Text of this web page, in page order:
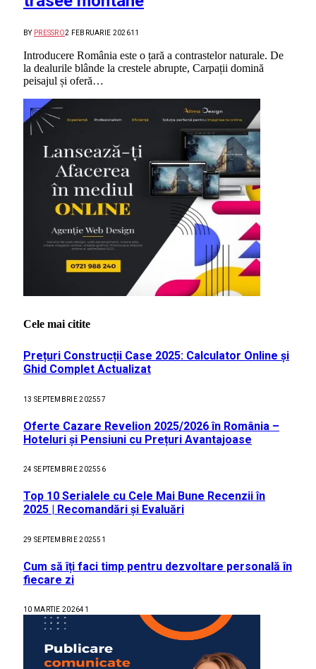
BY PRESSRO2 FEBRUARIE 202611
Introducere România este o țară a contrastelor naturale. De
la dealurile blânde la crestele abrupte, Carpații domină
peisajul și oferă…
Cele mai citite
Prețuri Construcții Case 2025: Calculator Online și
Ghid Complet Actualizat
13 SEPTEMBRIE 202557
Oferte Cazare Revelion 2025/2026 în România –
Hoteluri și Pensiuni cu Prețuri Avantajoase
24 SEPTEMBRIE 202556
Top 10 Serialele cu Cele Mai Bune Recenzii în
2025 | Recomandări și Evaluări
29 SEPTEMBRIE 202551
Cum să îți faci timp pentru dezvoltare personală în
fiecare zi
10 MARTIE 202641